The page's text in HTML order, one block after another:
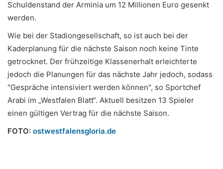
Schuldenstand der Arminia um 12 Millionen Euro gesenkt
werden.
Wie bei der Stadiongesellschaft, so ist auch bei der
Kaderplanung für die nächste Saison noch keine Tinte
getrocknet. Der frühzeitige Klassenerhalt erleichterte
jedoch die Planungen für das nächste Jahr jedoch, sodass
"Gespräche intensiviert werden können", so Sportchef
Arabi im „Westfalen Blatt“. Aktuell besitzen 13 Spieler
einen gültigen Vertrag für die nächste Saison.
FOTO: ostwestfalensgloria.de